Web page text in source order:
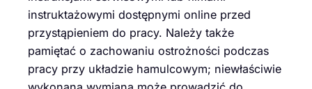
instruktażowymi dostępnymi online przed
przystąpieniem do pracy. Należy także
pamiętać o zachowaniu ostrożności podczas
pracy przy układzie hamulcowym; niewłaściwie